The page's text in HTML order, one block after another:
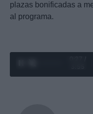
plazas bonificadas a
al programa.